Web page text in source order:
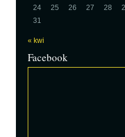
24
25 26 27 28
31
« kwi
Facebook